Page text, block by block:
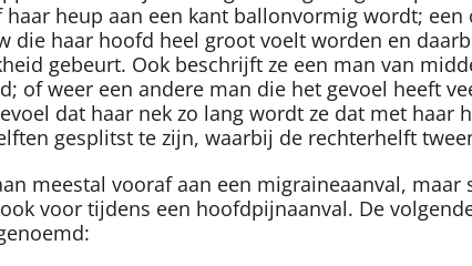
haar heup aan een kant ballonvormig wordt;
die haar hoofd heel groot voelt worden en
gebeurt. Ook beschrijft ze een man van
of weer een andere man die het gevoel heeft
dat haar nek zo lang wordt ze dat met
gesplitst te zijn, waarbij de rechterhelft
meestal vooraf aan een migraineaanval,
voor tijdens een hoofdpijnaanval. De